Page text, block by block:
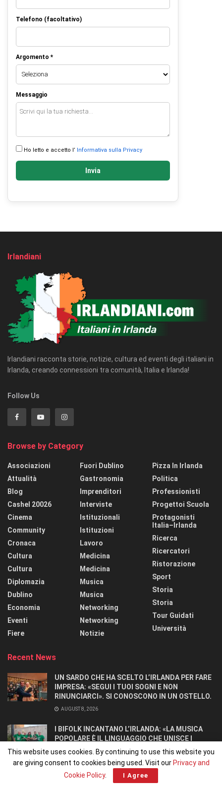
Telefono (facoltativo)
Argomento *
Messaggio
Ho letto e accetto l’ Informativa sulla Privacy
Invia
Irlandiani
Irlandiani racconta storie, notizie, cultura ed eventi degli italiani in
Irlanda, creando connessioni tra comunità, Italia e Irlanda!
Follow Us
Browse by Category
Associazioni
Attualità
Blog
Cashel 20026
Cinema
Community
Cronaca
Cultura
Cultura
Diplomazia
Dublino
Economia
Eventi
Fiere
Fuori Dublino
Gastronomia
Imprenditori
Interviste
Istituzionali
Istituzioni
Lavoro
Medicina
Medicina
Musica
Musica
Networking
Networking
Notizie
Pizza In Irlanda
Politica
Professionisti
Progettoi Scuola
Protagonisti
Italia–Irlanda
Ricerca
Ricercatori
Ristorazione
Sport
Storia
Storia
Tour Guidati
Università
Recent News
UN SARDO CHE HA SCELTO L’IRLANDA PER FARE
IMPRESA: «SEGUI I TUOI SOGNI E NON
RINUNCIARCI». SI CONOSCONO IN UN OSTELLO.
AUGUST 8, 2026
I BIFOLK INCANTANO L’IRLANDA: «LA MUSICA
POPOLARE È IL LINGUAGGIO CHE UNISCE I
POPOLI»
JULY 31, 2026
This website uses cookies. By continuing to use this website you
are giving consent to cookies being used. Visit our Privacy and
Cookie Policy. I Agree